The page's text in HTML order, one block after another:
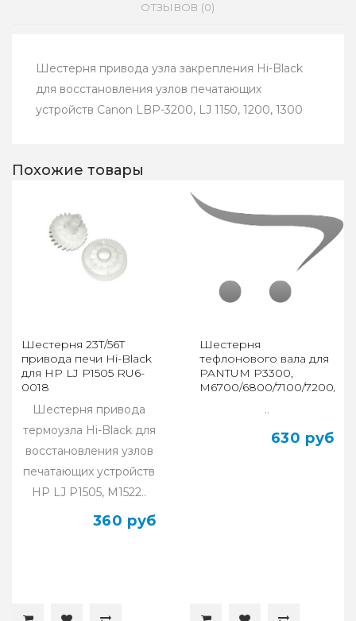
ОТЗЫВОВ (0)
Шестерня привода узла закрепления Hi-Black
для восстановления узлов печатающих
устройств Сanon LBP-3200, LJ 1150, 1200, 1300
Похожие товары
Шестерня 23T/56T
привода печи Hi-Black
для HP LJ P1505 RU6-
0018
Шестерня привода
термоузла Hi-Black для
восстановления узлов
печатающих устройств
HP LJ P1505, M1522..
360 руб
Шестерня
тефлонового вала для
PANTUM P3300,
M6700/6800/7100/7200/
..
630 руб